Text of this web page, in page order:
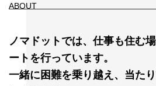
ABOUT
ノマドットでは、仕事も住む
ートを行っています。
一緒に困難を乗り越え、当た